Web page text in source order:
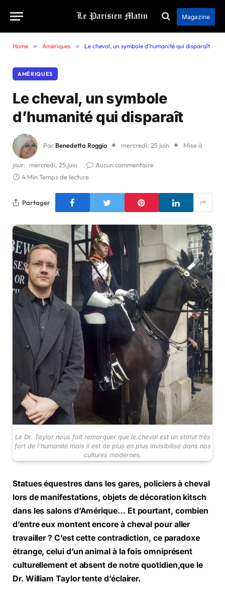
Magazine
Home » Amériques » Le cheval, un symbole d’humanité qui disparaît
AMÉRIQUES
Le cheval, un symbole
d’humanité qui disparaît
Par Benedetta Roggio mercredi, 25 juin Mise à
jour: mercredi, 25 juin
Aucun commentaire
4 Min Temps de lecture
Partager
Le Dr. Taylor nous fait remarquer que le cheval est un statut très
fort de l'humanité mais il est de plus en plus invisibilisé dans nos
cultures modernes.
Statues équestres dans les gares, policiers à cheval
lors de manifestations, objets de décoration kitsch
dans les salons d’Amérique… Et pourtant, combien
d’entre eux montent encore à cheval pour aller
travailler ? C’est cette contradiction, ce paradoxe
étrange, celui d’un animal à la fois omniprésent
culturellement et absent de notre quotidien,que le
Dr. William Taylor tente d’éclairer.